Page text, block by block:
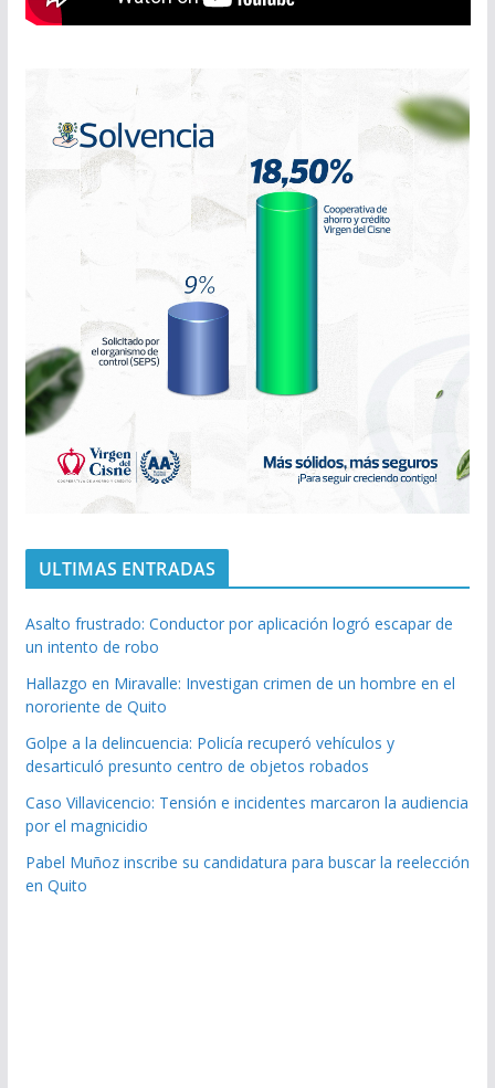
ULTIMAS ENTRADAS
Asalto frustrado: Conductor por aplicación logró escapar de
un intento de robo
Hallazgo en Miravalle: Investigan crimen de un hombre en el
nororiente de Quito
Golpe a la delincuencia: Policía recuperó vehículos y
desarticuló presunto centro de objetos robados
Caso Villavicencio: Tensión e incidentes marcaron la audiencia
por el magnicidio
Pabel Muñoz inscribe su candidatura para buscar la reelección
en Quito